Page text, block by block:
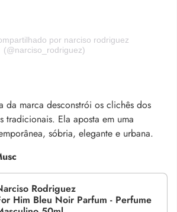
por narciso rodriguez
(@narciso_rodriguez)
da marca desconstrói os clichês dos
tradicionais. Ela aposta em uma
sóbria, elegante e urbana.
Rodriguez
Him Bleu Noir Parfum - Perfume